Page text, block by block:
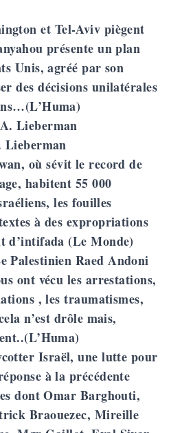
et Tel-Aviv piègent
présente un plan
Unis, agréé par son
des décisions unilatérales
où sévit le record de
habitent 55 000
les fouilles
à des expropriations
d’intifada (Le Monde)
Palestinien Raed Andoni
ont vécu les arrestations,
, les traumatismes,
n’est drôle mais,
Israël, une lutte pour
à la précédente
dont Omar Barghouti,
Braouezec, Mireille